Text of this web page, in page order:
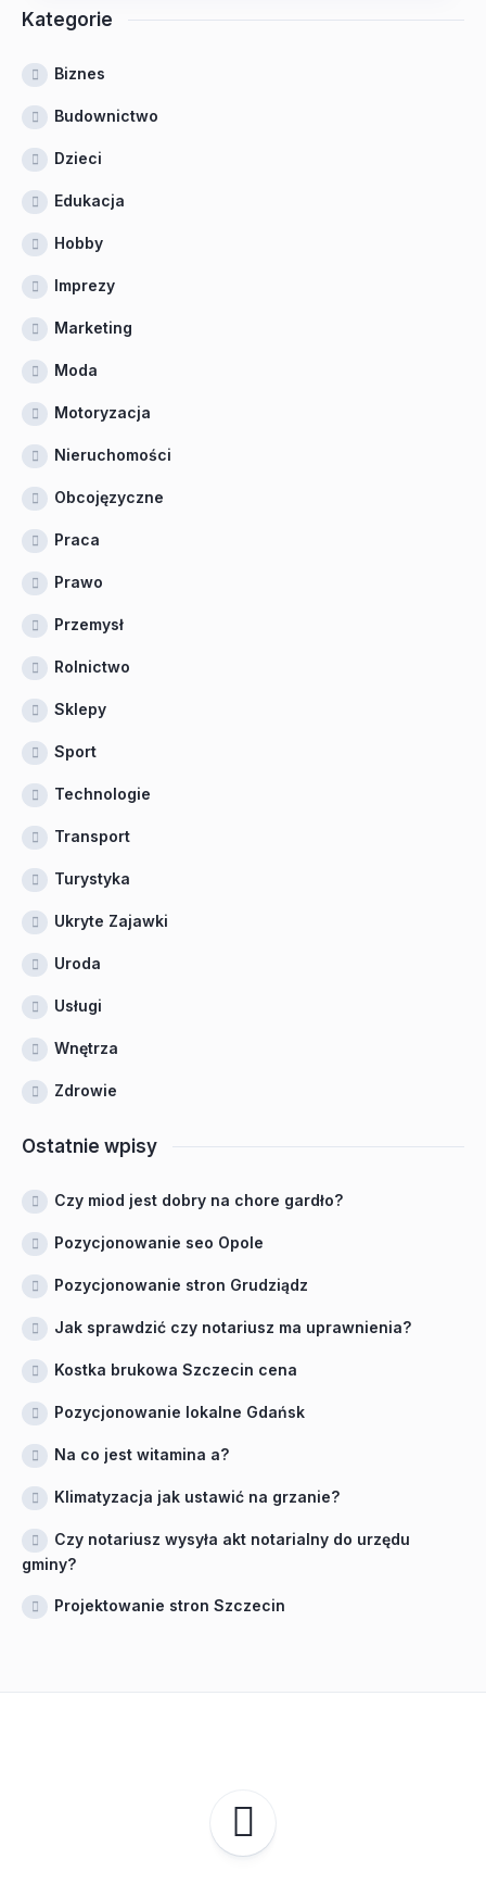
Kategorie
Biznes
Budownictwo
Dzieci
Edukacja
Hobby
Imprezy
Marketing
Moda
Motoryzacja
Nieruchomości
Obcojęzyczne
Praca
Prawo
Przemysł
Rolnictwo
Sklepy
Sport
Technologie
Transport
Turystyka
Ukryte Zajawki
Uroda
Usługi
Wnętrza
Zdrowie
Ostatnie wpisy
Czy miod jest dobry na chore gardło?
Pozycjonowanie seo Opole
Pozycjonowanie stron Grudziądz
Jak sprawdzić czy notariusz ma uprawnienia?
Kostka brukowa Szczecin cena
Pozycjonowanie lokalne Gdańsk
Na co jest witamina a?
Klimatyzacja jak ustawić na grzanie?
Czy notariusz wysyła akt notarialny do urzędu
gminy?
Projektowanie stron Szczecin